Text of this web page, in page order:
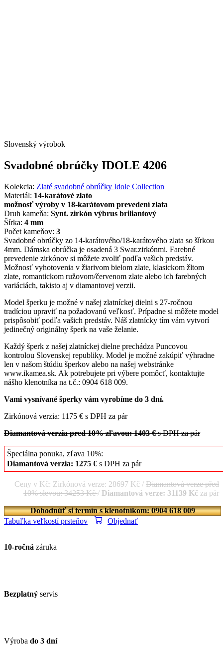
Slovenský výrobok
Svadobné obrúčky IDOLE 4206
Kolekcia: Zlaté svadobné obrúčky Idole Collection
Materiál: 14-karátové zlato
možnosť výroby v 18-karátovom prevedení zlata
Druh kameňa: Synt. zirkón výbrus briliantový
Šírka: 4 mm
Počet kameňov: 3
Svadobné obrúčky zo 14-karátového/18-karátového zlata so šírkou
4mm. Dámska obrúčka je osadená 3 Swar.zirkónmi. Farebné
prevedenie zirkónov si môžete zvoliť podľa vašich predstáv.
Možnosť vyhotovenia v žiarivom bielom zlate, klasickom žltom
zlate, romantickom ružovom/červenom zlate alebo ich farebných
variáciách, takisto aj v diamantovej verzii.
Model šperku je možné v našej zlatníckej dielni s 27-ročnou
tradíciou upraviť na požadovanú veľkosť. Prípadne si môžete model
prispôsobiť podľa vašich predstáv. Náš zlatnícky tím vám vytvorí
jedinečný originálny šperk na vaše želanie.
Každý šperk z našej zlatníckej dielne prechádza Puncovou
kontrolou Slovenskej republiky. Model je možné zakúpiť výhradne
len v našom štúdiu šperkov alebo na našej webstránke
www.ikamea.sk. Ak potrebujete pri výbere pomôcť, kontaktujte
nášho klenotníka na t.č.: 0904 618 009.
Vami vysnívané šperky vám vyrobíme do 3 dní.
Zirkónová verzia: 1175 € s DPH za pár
Diamantová verzia pred 10% zľavou: 1403 €s DPH za pár
Špeciálna ponuka, zľava 10%:
Diamantová verzia: 1275 € s DPH za pár
Ceny v Kč: Zirkónová verze: 28697 Kč / Diamantová verze před
10% slevou: 34253 Kč/ Diamantová verze: 31139 Kč za pár
Dohodnúť si termín s klenotníkom: 0904 618 009
Tabuľka veľkostí prsteňov
Objednať
10-ročná záruka
Bezplatný servis
Výroba do 3 dní